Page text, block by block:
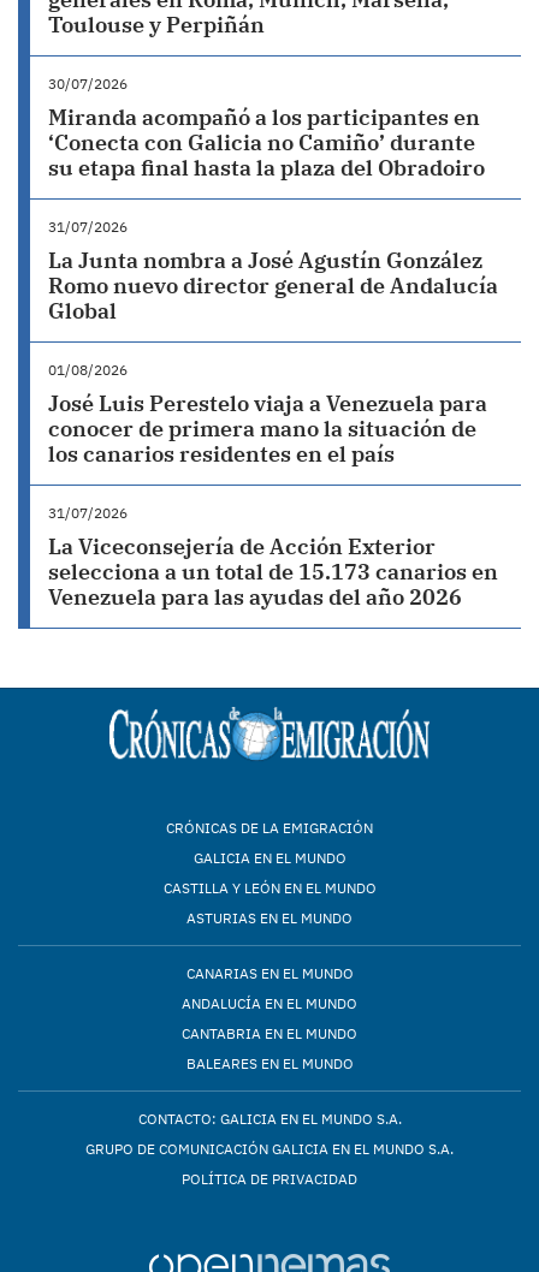
Toulouse y Perpiñán
30/07/2026
Miranda acompañó a los participantes en
‘Conecta con Galicia no Camiño’ durante
su etapa final hasta la plaza del Obradoiro
31/07/2026
La Junta nombra a José Agustín González
Romo nuevo director general de Andalucía
Global
01/08/2026
José Luis Perestelo viaja a Venezuela para
conocer de primera mano la situación de
los canarios residentes en el país
31/07/2026
La Viceconsejería de Acción Exterior
selecciona a un total de 15.173 canarios en
Venezuela para las ayudas del año 2026
CRÓNICAS DE LA EMIGRACIÓN
GALICIA EN EL MUNDO
CASTILLA Y LEÓN EN EL MUNDO
ASTURIAS EN EL MUNDO
CANARIAS EN EL MUNDO
ANDALUCÍA EN EL MUNDO
CANTABRIA EN EL MUNDO
BALEARES EN EL MUNDO
CONTACTO: GALICIA EN EL MUNDO S.A.
GRUPO DE COMUNICACIÓN GALICIA EN EL MUNDO S.A.
POLÍTICA DE PRIVACIDAD